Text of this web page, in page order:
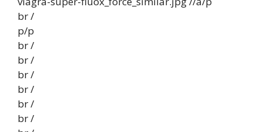
br /
p/p
br /
br /
br /
br /
br /
br /